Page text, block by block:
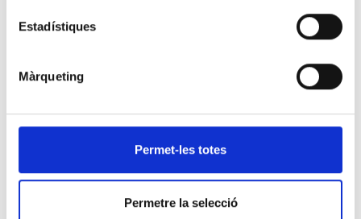
Estadístiques
Màrqueting
Permet-les totes
Permetre la selecció
hace falta escucharlo hablar. Durante la conversación hemos
repasado su trayectoria en el CLILAB, los retos que ha asumido
consolidada como un referente en Cataluña.
Nos ha hablado de lo que más le mueve cada día: las personas.
Nos recuerda que, detrás de cada decisión y de cada proyecto,
está la voluntad de crecer como equipo y de crear un entorno
donde todo el mundo pueda aportar lo mejor de sí mismo.
También hemos abordado las necesidades del sector y la
actualice para responder a los nuevos tiempos. Un sistema que,